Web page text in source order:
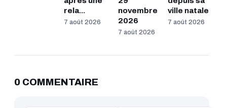
rela...
7 août 2026
novembre
2026
7 août 2026
ville natale
7 août 2026
0 COMMENTAIRE